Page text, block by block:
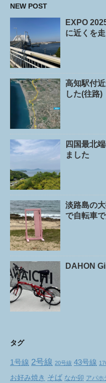
NEW POST
EXPO
に近くを
高知駅付
した(往路)
四国最北
ました
淡路島の
で自転車
DAHON
タグ
1号線 2号線 20号線 43号線
お好み焼き そば なか卯 アパホ